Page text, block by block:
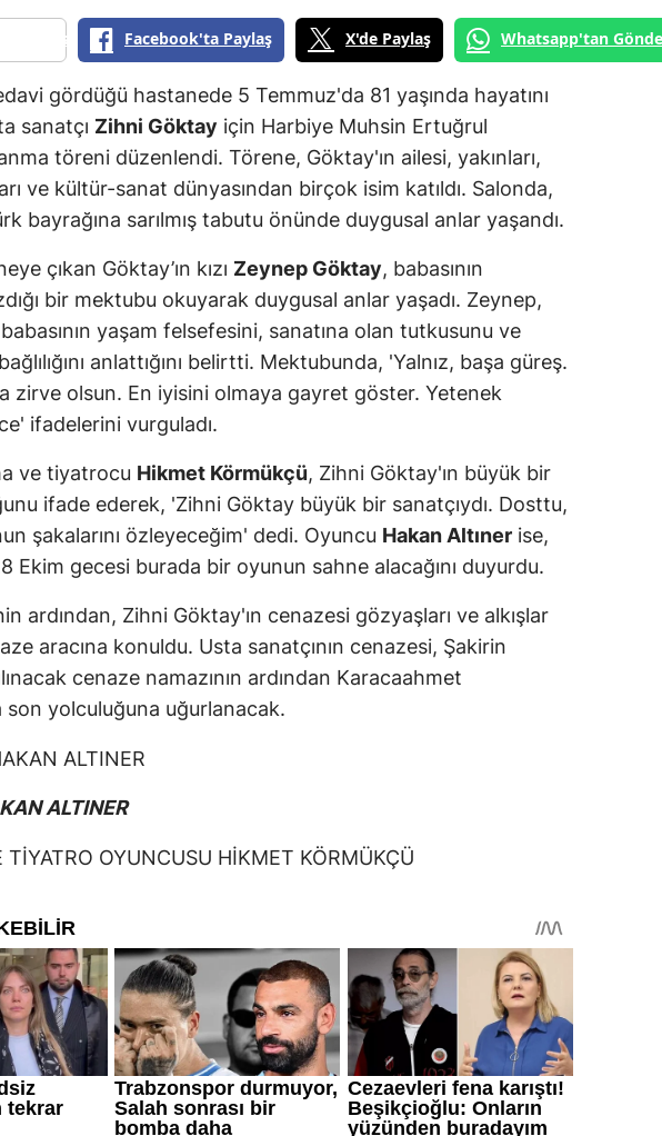
Facebook'ta Paylaş X'de Paylaş Whatsapp'tan
gördüğü hastanede 5 Temmuz'da 81 yaşında hayatını
sanatçı Zihni Göktay için Harbiye Muhsin Ertuğrul
töreni düzenlendi. Törene, Göktay'ın ailesi, yakınları,
ve kültür-sanat dünyasından birçok isim katıldı. Salonda,
bayrağına sarılmış tabutu önünde duygusal anlar yaşandı.
çıkan Göktay’ın kızı Zeynep Göktay, babasının
bir mektubu okuyarak duygusal anlar yaşadı. Zeynep,
yaşam felsefesini, sanatına olan tutkusunu ve
anlattığını belirtti. Mektubunda, 'Yalnız, başa güreş.
zirve olsun. En iyisini olmaya gayret göster. Yetenek
ifadelerini vurguladı.
ve tiyatrocu Hikmet Körmükçü, Zihni Göktay'ın büyük bir
ifade ederek, 'Zihni Göktay büyük bir sanatçıydı. Dosttu,
şakalarını özleyeceğim' dedi. Oyuncu Hakan Altıner ise,
Ekim gecesi burada bir oyunun sahne alacağını duyurdu.
ardından, Zihni Göktay'ın cenazesi gözyaşları ve alkışlar
aracına konuldu. Usta sanatçının cenazesi, Şakirin
cenaze namazının ardından Karacaahmet
son yolculuğuna uğurlanacak.
ALTINER